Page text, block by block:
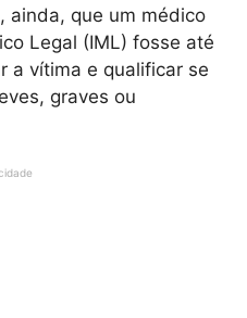
ainda, que um médico
Legal (IML) fosse até
a vítima e qualificar se
graves ou